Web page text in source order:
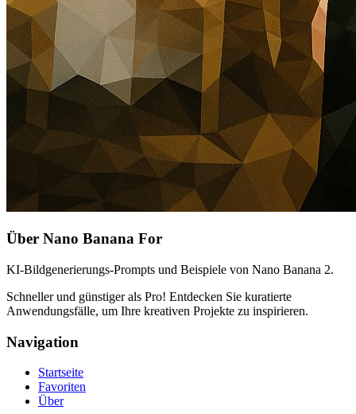
Über Nano Banana For
KI-Bildgenerierungs-Prompts und Beispiele von Nano Banana 2.
Schneller und günstiger als Pro! Entdecken Sie kuratierte
Anwendungsfälle, um Ihre kreativen Projekte zu inspirieren.
Navigation
Startseite
Favoriten
Über